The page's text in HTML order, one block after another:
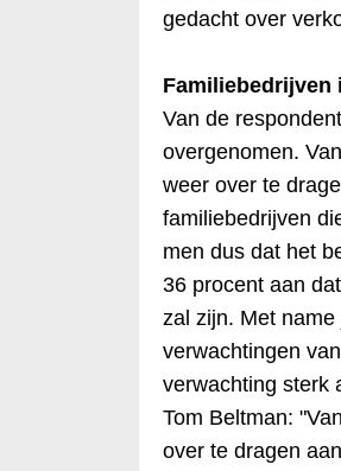
gedacht over
Familiebedrijven
Van de
overgenomen.
weer over te
familiebedrijven
men dus dat het
36 procent aan
zal zijn. Met
verwachtingen
verwachting sterk
Tom Beltman:
over te dragen